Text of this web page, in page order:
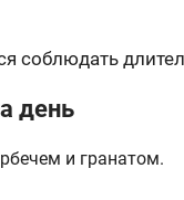
соблюдать
день
и гранатом.